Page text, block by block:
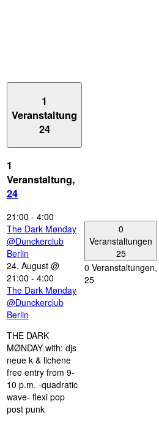
1
Veranstaltung
24
1
Veranstaltung,
24
21:00 - 4:00
The Dark Mønday
@Dunckerclub
Berlin
24. August @
21:00 - 4:00
The Dark Mønday
@Dunckerclub
Berlin
THE DARK
MØNDAY with: djs
neue k & lichene
free entry from 9-
10 p.m. -quadratic
wave- flexi pop
post punk
0
Veranstaltungen
25
0 Veranstaltungen,
25